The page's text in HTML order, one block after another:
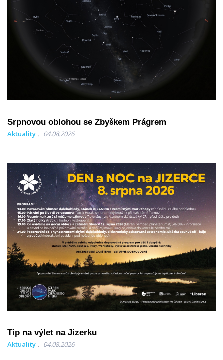
Srpnovou oblohou se Zbyškem Prágrem
Aktuality 04.08.2026
Tip na výlet na Jizerku
Aktuality 04.08.2026